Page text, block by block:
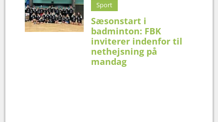
Sport
Sæsonstart i
badminton: FBK
inviterer indenfor til
nethejsning på
mandag